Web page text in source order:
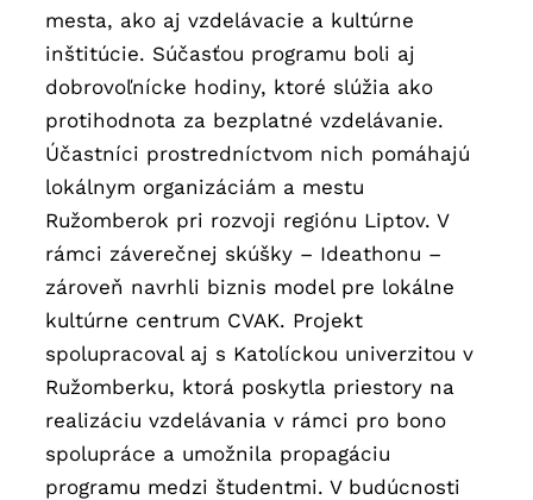
mesta, ako aj vzdelávacie a kultúrne
inštitúcie. Súčasťou programu boli aj
dobrovoľnícke hodiny, ktoré slúžia ako
protihodnota za bezplatné vzdelávanie.
Účastníci prostredníctvom nich pomáhajú
lokálnym organizáciám a mestu
Ružomberok pri rozvoji regiónu Liptov. V
rámci záverečnej skúšky – Ideathonu –
zároveň navrhli biznis model pre lokálne
kultúrne centrum CVAK. Projekt
spolupracoval aj s Katolíckou univerzitou v
Ružomberku, ktorá poskytla priestory na
realizáciu vzdelávania v rámci pro bono
spolupráce a umožnila propagáciu
programu medzi študentmi. V budúcnosti